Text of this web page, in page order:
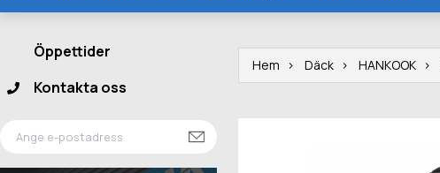
Öppettider
Kontakta oss
Hem Däck HANKOOK